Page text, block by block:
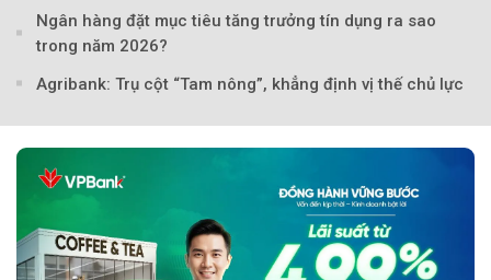
Ngân hàng đặt mục tiêu tăng trưởng tín dụng ra sao
trong năm 2026?
Agribank: Trụ cột “Tam nông”, khẳng định vị thế chủ lực